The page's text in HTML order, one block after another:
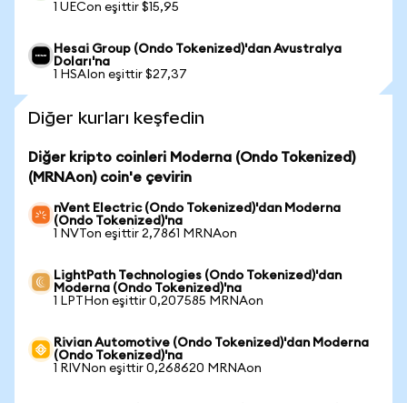
1 UECon eşittir $15,95
Hesai Group (Ondo Tokenized)'dan Avustralya
Doları'na
1 HSAIon eşittir $27,37
Diğer kurları keşfedin
Diğer kripto coinleri Moderna (Ondo Tokenized)
(MRNAon) coin'e çevirin
nVent Electric (Ondo Tokenized)'dan Moderna
(Ondo Tokenized)'na
1 NVTon eşittir 2,7861 MRNAon
LightPath Technologies (Ondo Tokenized)'dan
Moderna (Ondo Tokenized)'na
1 LPTHon eşittir 0,207585 MRNAon
Rivian Automotive (Ondo Tokenized)'dan Moderna
(Ondo Tokenized)'na
1 RIVNon eşittir 0,268620 MRNAon